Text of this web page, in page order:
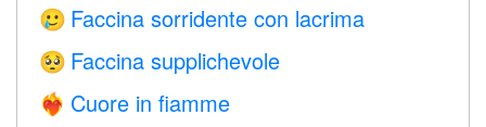
🥲 Faccina sorridente con lacrima
🥺 Faccina supplichevole
❤️‍🔥 Cuore in fiamme